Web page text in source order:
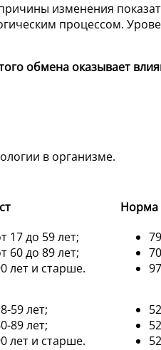
изменения
процессом.
обмена оказывает
в организме.
Норма
17 до 59 лет;
60 до 89 лет;
лет и старше.
59 лет;
89 лет;
лет и старше.